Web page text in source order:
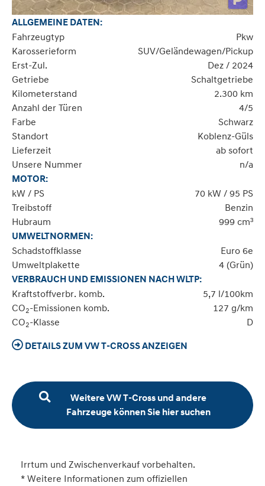
ALLGEMEINE DATEN:
Fahrzeugtyp
Pkw
Karosserieform
SUV/Geländewagen/Pickup
Erst-Zul.
Dez / 2024
Getriebe
Schaltgetriebe
Kilometerstand
2.300 km
Anzahl der Türen
4/5
Farbe
Schwarz
Standort
Koblenz-Güls
Lieferzeit
ab sofort
Unsere Nummer
n/a
MOTOR:
kW / PS
70 kW / 95 PS
Treibstoff
Benzin
Hubraum
999 cm³
UMWELTNORMEN:
Schadstoffklasse
Euro 6e
Umweltplakette
4 (Grün)
VERBRAUCH UND EMISSIONEN NACH WLTP:
Kraftstoffverbr. komb.
5,7 l/100km
CO2-Emissionen komb.
127 g/km
CO2-Klasse D
DETAILS ZUM VW T-CROSS ANZEIGEN
Weitere VW T-Cross und andere
Fahrzeuge können Sie hier suchen
Irrtum und Zwischenverkauf vorbehalten.
* Weitere Informationen zum offiziellen